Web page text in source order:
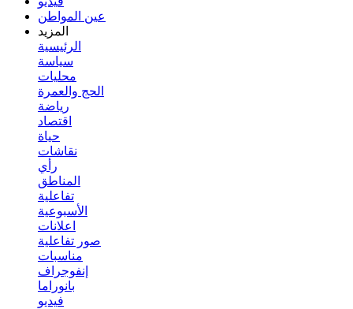
عين المواطن
المزيد
الرئيسية
سياسة
محليات
الحج والعمرة
رياضة
اقتصاد
حياة
نقاشات
رأي
المناطق
تفاعلية
الأسبوعية
اعلانات
صور تفاعلية
مناسبات
إنفوجراف
بانوراما
فيديو